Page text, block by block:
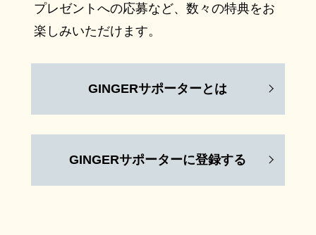
プレゼントへの応募など、数々の特典をお
楽しみいただけます。
GINGERサポーターとは
GINGERサポーターに登録する